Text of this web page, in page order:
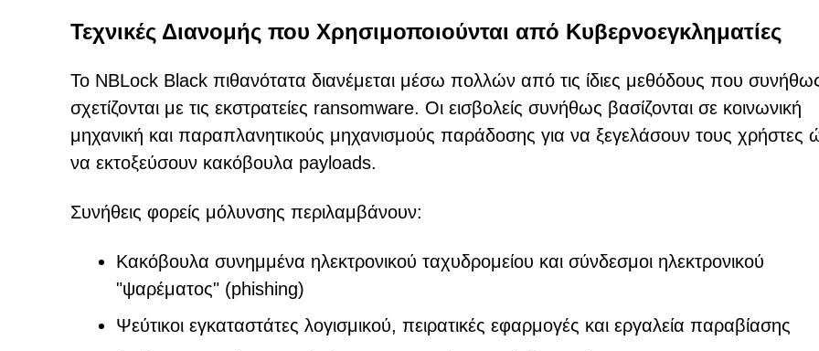
Τεχνικές Διανομής που Χρησιμοποιούνται από Κυβερνοεγκληματίες
Το NBLock Black πιθανότατα διανέμεται μέσω πολλών από τις ίδιες μεθόδους που
σχετίζονται με τις εκστρατείες ransomware. Οι εισβολείς συνήθως βασίζονται σε κοινωνική
μηχανική και παραπλανητικούς μηχανισμούς παράδοσης για να ξεγελάσουν τους χρήστες
να εκτοξεύσουν κακόβουλα payloads.
Συνήθεις φορείς μόλυνσης περιλαμβάνουν:
Κακόβουλα συνημμένα ηλεκτρονικού ταχυδρομείου και σύνδεσμοι ηλεκτρονικού
"ψαρέματος" (phishing)
Ψεύτικοι εγκαταστάτες λογισμικού, πειρατικές εφαρμογές και εργαλεία παραβίασης